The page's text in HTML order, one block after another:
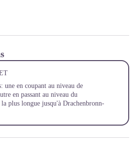
une en coupant au niveau de
en passant au niveau du
plus longue jusqu'à Drachenbronn-